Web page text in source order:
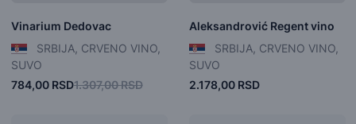
Vinarium Dedovac
SRBIJA, CRVENO VINO,
SUVO
784,00 RSD1.307,00 RSD
Aleksandrović Regent vino
SRBIJA, CRVENO VINO,
SUVO
2.178,00 RSD